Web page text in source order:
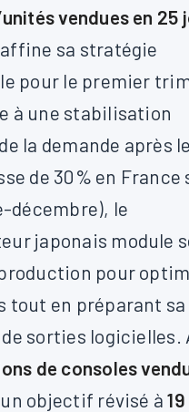
vendues en 25
sa stratégie
pour le premier
à une stabilisation
la demande après
de 30% en France
décembre), le
japonais module
pour
tout en préparant sa
de sorties logicielles.
de consoles
objectif révisé à19